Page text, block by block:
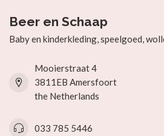
Beer en Schaap
Baby en kinderkleding, speelgoed,
Mooierstraat 4
3811EB Amersfoort
the Netherlands
033 785 5446